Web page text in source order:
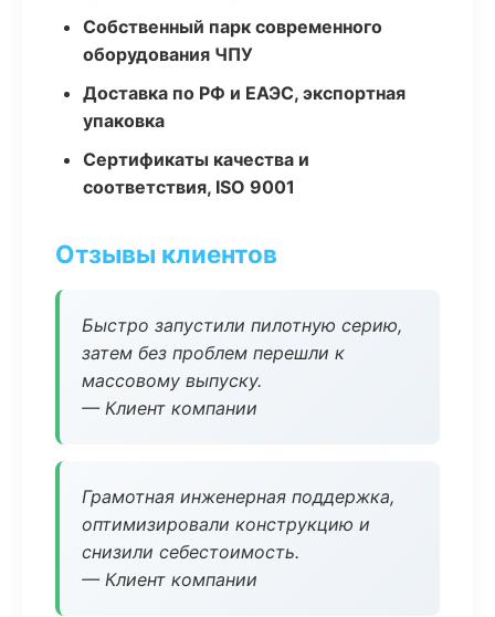
Собственный парк современного
оборудования ЧПУ
Доставка по РФ и ЕАЭС, экспортная
упаковка
Сертификаты качества и
соответствия, ISO 9001
Отзывы клиентов
Быстро запустили пилотную серию,
затем без проблем перешли к
массовому выпуску.
— Клиент компании
Грамотная инженерная поддержка,
оптимизировали конструкцию и
снизили себестоимость.
— Клиент компании